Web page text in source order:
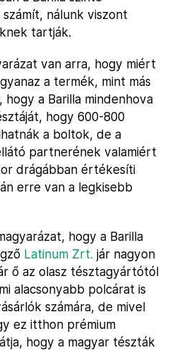
nálunk viszont
tartják.
van arra, hogy miért
a termék, mint más
a Barilla mindenhova
hogy 600-800
a boltok, de a
partnerének valamiért
drágábban értékesíti
erre van a legkisebb
hogy a Barilla
Latinum Zrt. jár nagyon
ő az olasz tésztagyártótól
alacsonyabb polcárat is
számára, de mivel
ez itthon prémium
hogy a magyar tészták